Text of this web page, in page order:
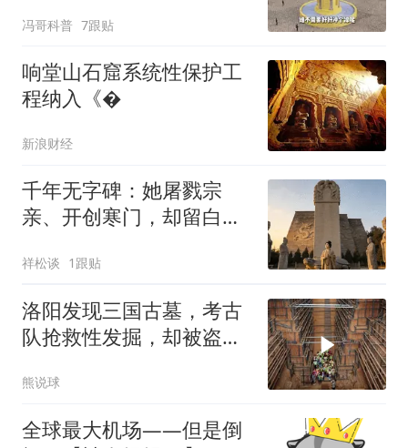
冯哥科普 7跟贴
响堂山石窟系统性保护工
程纳入《�
新浪财经
千年无字碑：她屠戮宗
亲、开创寒门，却留白千
祥松谈 1跟贴
洛阳发现三国古墓，考古
队抢救性发掘，却被盗墓
熊说球
全球最大机场——但是倒